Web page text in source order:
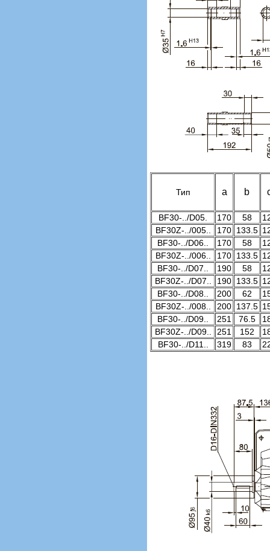
Тип a b
BF30-../D05. 170 58
BF30Z-../005..
170 133.5
BF30-../D06..
170 58
BF30Z-../006..
170 133.5
BF30-../D07..
190 58
BF30Z-../D07..
190 133.5
BF30-../D08..
200 62
BF30Z-../008..
200 137.5
BF30-../D09..
251 76.5
BF30Z-../D09..
251 152
BF30-../D11..
319 83